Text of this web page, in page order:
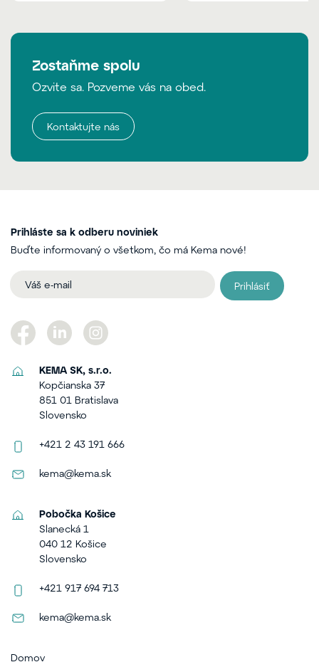
Zostaňme spolu
Ozvite sa. Pozveme vás na obed.
Kontaktujte nás
Prihláste sa k odberu noviniek
Buďte informovaný o všetkom, čo má Kema nové!
Prihlásiť
KEMA SK, s.r.o.
Kopčianska 37
851 01 Bratislava
Slovensko
+421 2 43 191 666
kema@kema.sk
Pobočka Košice
Slanecká 1
040 12 Košice
Slovensko
+421 917 694 713
kema@kema.sk
Domov